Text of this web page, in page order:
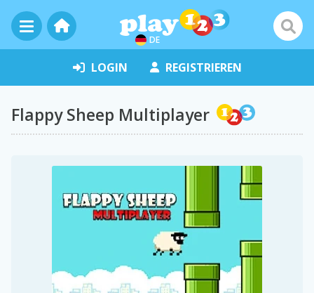
DE
LOGIN REGISTRIEREN
Flappy Sheep Multiplayer